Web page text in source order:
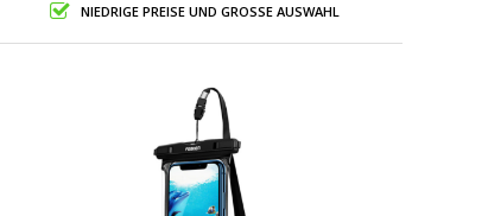
NIEDRIGE PREISE UND GROSSE AUSWAHL